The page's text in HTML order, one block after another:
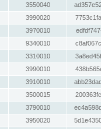
3550040
3990020
3970010
9340010
3310010
3990010
3910010
3500015
3790010
3950020